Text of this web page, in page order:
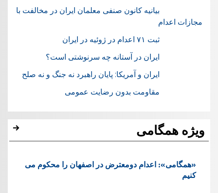
بیانیه کانون صنفی معلمان ایران در مخالفت با
مجازات اعدام
ثبت ۷۱ اعدام در ژوئيه در ایران
ایران در آستانه چه سرنوشتی است؟
ایران و آمریکا: پایان راهبرد نه جنگ و نه صلح
مقاومت بدون رضایت عمومی
ویژه همگامی
«همگامی»: اعدام دومعترض در اصفهان را محکوم می
کنیم